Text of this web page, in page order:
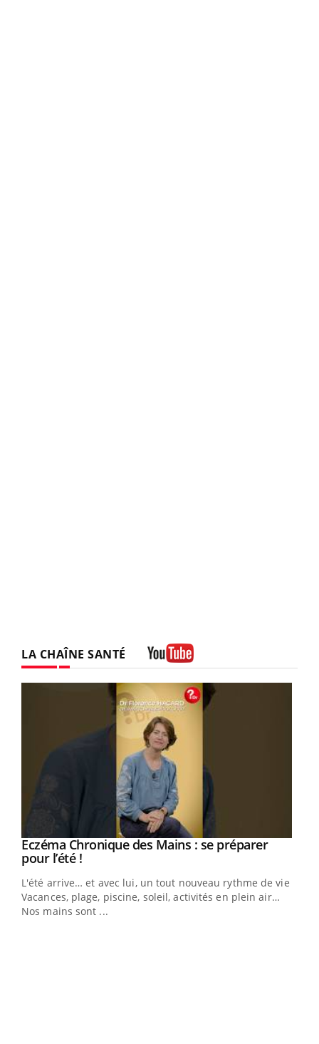
LA CHAÎNE SANTÉ
Youtube
Eczéma Chronique des Mains : se préparer
pour l’été !Youtube
L'été arrive… et avec lui, un tout nouveau rythme de vie !
Vacances, plage, piscine, soleil, activités en plein air…
Nos mains sont ...